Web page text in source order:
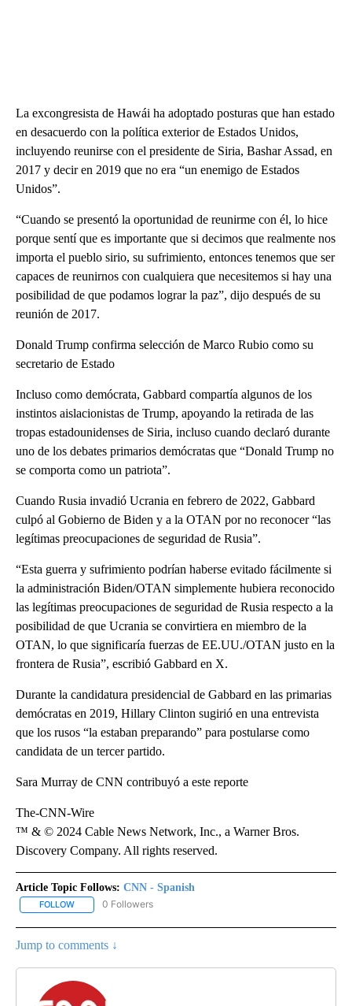
La excongresista de Hawái ha adoptado posturas que han estado
en desacuerdo con la política exterior de Estados Unidos,
incluyendo reunirse con el presidente de Siria, Bashar Assad, en
2017 y decir en 2019 que no era “un enemigo de Estados
Unidos”.
“Cuando se presentó la oportunidad de reunirme con él, lo hice
porque sentí que es importante que si decimos que realmente nos
importa el pueblo sirio, su sufrimiento, entonces tenemos que ser
capaces de reunirnos con cualquiera que necesitemos si hay una
posibilidad de que podamos lograr la paz”, dijo después de su
reunión de 2017.
Donald Trump confirma selección de Marco Rubio como su
secretario de Estado
Incluso como demócrata, Gabbard compartía algunos de los
instintos aislacionistas de Trump, apoyando la retirada de las
tropas estadounidenses de Siria, incluso cuando declaró durante
uno de los debates primarios demócratas que “Donald Trump no
se comporta como un patriota”.
Cuando Rusia invadió Ucrania en febrero de 2022, Gabbard
culpó al Gobierno de Biden y a la OTAN por no reconocer “las
legítimas preocupaciones de seguridad de Rusia”.
“Esta guerra y sufrimiento podrían haberse evitado fácilmente si
la administración Biden/OTAN simplemente hubiera reconocido
las legítimas preocupaciones de seguridad de Rusia respecto a la
posibilidad de que Ucrania se convirtiera en miembro de la
OTAN, lo que significaría fuerzas de EE.UU./OTAN justo en la
frontera de Rusia”, escribió Gabbard en X.
Durante la candidatura presidencial de Gabbard en las primarias
demócratas en 2019, Hillary Clinton sugirió en una entrevista
que los rusos “la estaban preparando” para postularse como
candidata de un tercer partido.
Sara Murray de CNN contribuyó a este reporte
The-CNN-Wire
™ & © 2024 Cable News Network, Inc., a Warner Bros.
Discovery Company. All rights reserved.
Article Topic Follows: CNN - Spanish
FOLLOW FOLLOW "CNN - SPANISH" TO RECEIVE NOTIFICATIONS ABOUT
0 Followers
Jump to comments ↓